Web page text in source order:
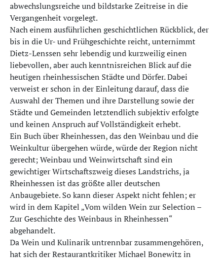
abwechslungsreiche und bildstarke Zeitreise in die
Vergangenheit vorgelegt.
Nach einem ausführlichen geschichtlichen Rückblick, der
bis in die Ur- und Frühgeschichte reicht, unternimmt
Dietz-Lenssen sehr lebendig und kurzweilig einen
liebevollen, aber auch kenntnisreichen Blick auf die
heutigen rheinhessischen Städte und Dörfer. Dabei
verweist er schon in der Einleitung darauf, dass die
Auswahl der Themen und ihre Darstellung sowie der
Städte und Gemeinden letztendlich subjektiv erfolgte
und keinen Anspruch auf Vollständigkeit erhebt.
Ein Buch über Rheinhessen, das den Weinbau und die
Weinkultur übergehen würde, würde der Region nicht
gerecht; Weinbau und Weinwirtschaft sind ein
gewichtiger Wirtschaftszweig dieses Landstrichs, ja
Rheinhessen ist das größte aller deutschen
Anbaugebiete. So kann dieser Aspekt nicht fehlen; er
wird in dem Kapitel „Vom wilden Wein zur Selection –
Zur Geschichte des Weinbaus in Rheinhessen“
abgehandelt.
Da Wein und Kulinarik untrennbar zusammengehören,
hat sich der Restaurantkritiker Michael Bonewitz in